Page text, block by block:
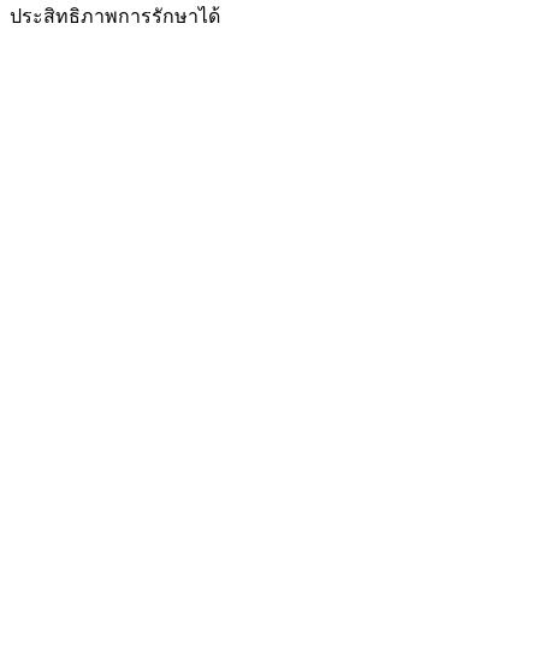
ประสิทธิภาพการรักษาได้